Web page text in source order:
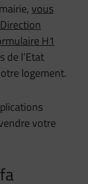
vous
H1
de l’Etat
logement.
votre